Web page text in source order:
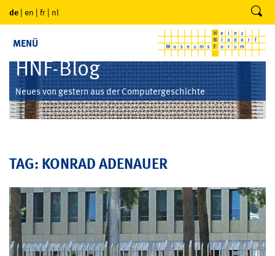
de | en | fr | nl
MENÜ
HNF-Blog
Neues von gestern aus der Computergeschichte
TAG: KONRAD ADENAUER